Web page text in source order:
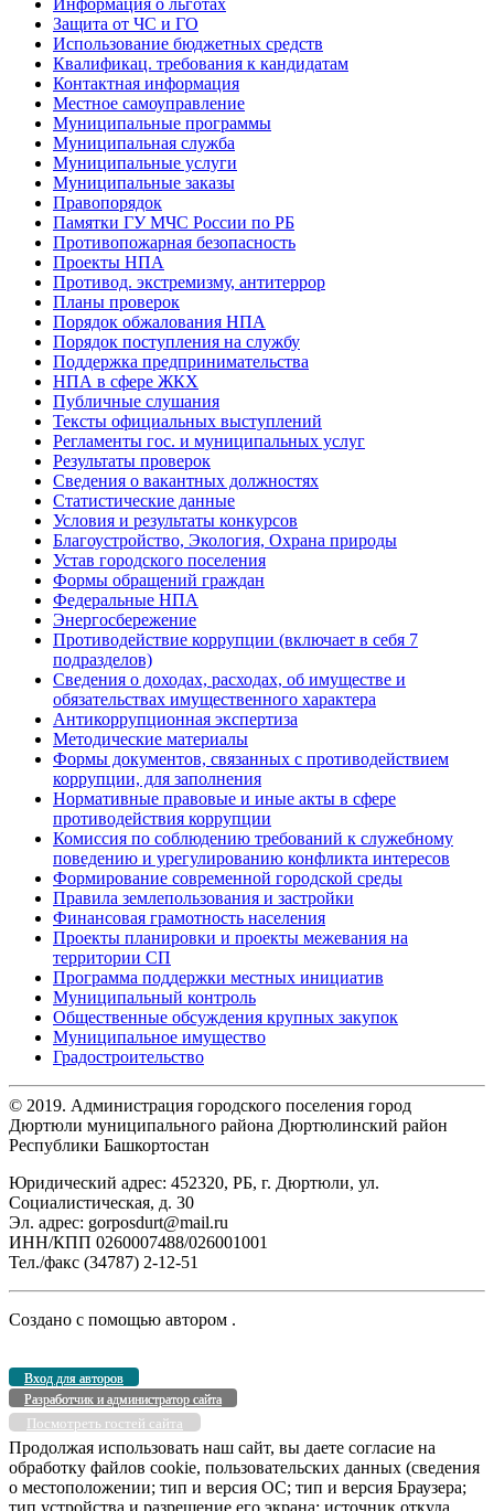
Защита от ЧС и ГО
Использование бюджетных средств
Квалификац. требования к кандидатам
Контактная информация
Местное самоуправление
Муниципальные программы
Муниципальная служба
Муниципальные услуги
Муниципальные заказы
Правопорядок
Памятки ГУ МЧС России по РБ
Противопожарная безопасность
Проекты НПА
Противод. экстремизму, антитеррор
Планы проверок
Порядок обжалования НПА
Порядок поступления на службу
Поддержка предпринимательства
НПА в сфере ЖКХ
Публичные слушания
Тексты официальных выступлений
Регламенты гос. и муниципальных услуг
Результаты проверок
Сведения о вакантных должностях
Статистические данные
Условия и результаты конкурсов
Благоустройство, Экология, Охрана природы
Устав городского поселения
Формы обращений граждан
Федеральные НПА
Энергосбережение
Противодействие коррупции (включает в себя 7
подразделов)
Сведения о доходах, расходах, об имуществе и
обязательствах имущественного характера
Антикоррупционная экспертиза
Методические материалы
Формы документов, связанных с противодействием
коррупции, для заполнения
Нормативные правовые и иные акты в сфере
противодействия коррупции
Комиссия по соблюдению требований к служебному
поведению и урегулированию конфликта интересов
Формирование современной городской среды
Правила землепользования и застройки
Финансовая грамотность населения
Проекты планировки и проекты межевания на
территории СП
Программа поддержки местных инициатив
Муниципальный контроль
Общественные обсуждения крупных закупок
Муниципальное имущество
Градостроительство
© 2019. Администрация городского поселения город
Дюртюли муниципального района Дюртюлинский район
Республики Башкортостан
Юридический адрес: 452320, РБ, г. Дюртюли, ул.
Социалистическая, д. 30
Эл. адрес: gorposdurt@mail.ru
ИНН/КПП 0260007488/026001001
Тел./факс (34787) 2-12-51
Создано с помощью автором .
Вход для авторов
Разработчик и администратор сайта
Посмотреть гостей сайта
Продолжая использовать наш сайт, вы даете согласие на
обработку файлов cookie, пользовательских данных (сведения
о местоположении; тип и версия ОС; тип и версия Браузера;
тип устройства и разрешение его экрана; источник откуда